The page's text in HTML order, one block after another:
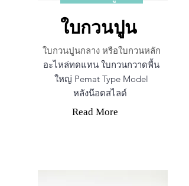
ใบกวนปูน
ใบกวนปูนกลาง หรือใบกวนหลัก
อะไหล่ทดแทน ใบกวนกวาดพื้น
ใหญ่ Pemat Type Model
หลังน๊อตสไลด์
Read More